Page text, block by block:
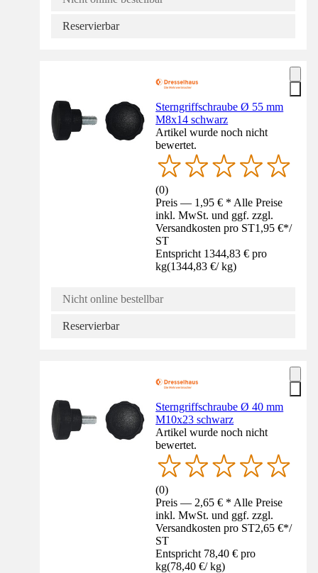
Reservierbar
Sterngriffschraube Ø 55 mm
M8x14 schwarz
Artikel wurde noch nicht
bewertet.
(0)
Preis — 1,95 € * Alle Preise
inkl. MwSt. und ggf. zzgl.
Versandkosten pro ST1,95 €*/
ST
Entspricht 1344,83 € pro
kg(1344,83 €/ kg)
Nicht online bestellbar
Reservierbar
Sterngriffschraube Ø 40 mm
M10x23 schwarz
Artikel wurde noch nicht
bewertet.
(0)
Preis — 2,65 € * Alle Preise
inkl. MwSt. und ggf. zzgl.
Versandkosten pro ST2,65 €*/
ST
Entspricht 78,40 € pro
kg(78,40 €/ kg)